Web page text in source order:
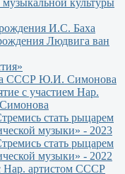
культуры
И.С. Баха
Людвига ван
СССР Ю.И. Симонова
с участием Нар.
стать рыцарем
музыки» - 2023
стать рыцарем
музыки» - 2022
Нар. артистом СССР